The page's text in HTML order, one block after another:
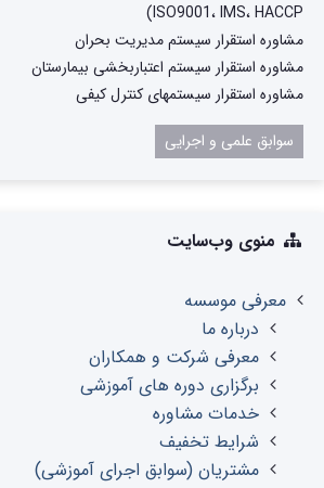
ISO9001، IMS، HACCP)
مشاوره استقرار سیستم مدیریت بحران
مشاوره استقرار سیستم اعتباربخشی بیمارستان
مشاوره استقرار سیستمهای کنترل کیفی
سوابق علمی و اجرایی
منوی وب‌سایت
معرفی موسسه
درباره ما
معرفی شرکت و همکاران
برگزاری دوره های آموزشی
خدمات مشاوره
شرایط تخفیف
مشتریان (سوابق اجرای آموزشی)